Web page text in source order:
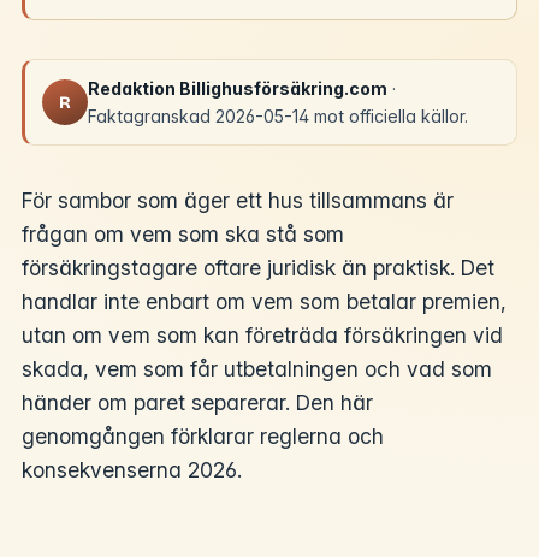
R
Redaktion Billighusförsäkring.com ·
Faktagranskad 2026-05-14 mot officiella källor.
För sambor som äger ett hus tillsammans är
frågan om vem som ska stå som
försäkringstagare oftare juridisk än praktisk. Det
handlar inte enbart om vem som betalar premien,
utan om vem som kan företräda försäkringen vid
skada, vem som får utbetalningen och vad som
händer om paret separerar. Den här
genomgången förklarar reglerna och
konsekvenserna 2026.